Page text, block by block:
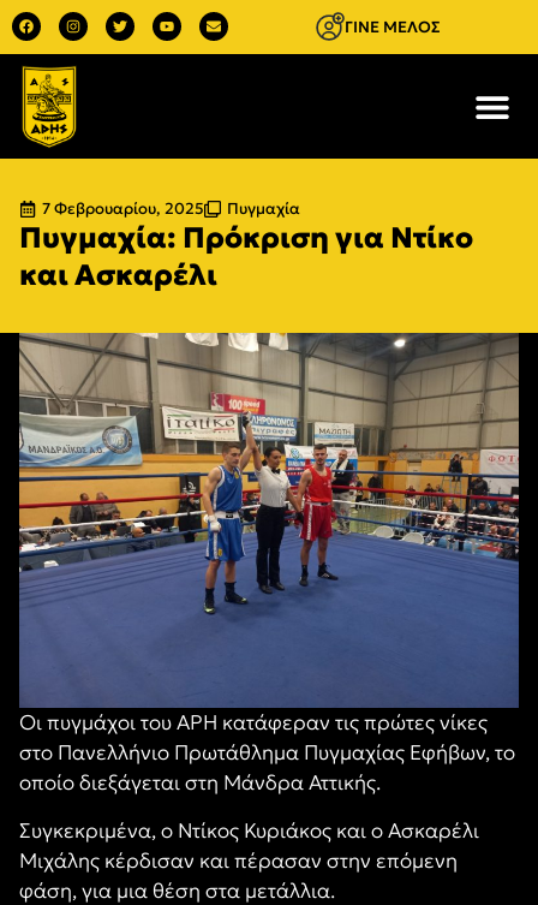
ΓΙΝΕ ΜΕΛΟΣ
7 Φεβρουαρίου, 2025 Πυγμαχία
Πυγμαχία: Πρόκριση για Ντίκο
και Ασκαρέλι
Οι πυγμάχοι του ΑΡΗ κατάφεραν τις πρώτες νίκες
στο Πανελλήνιο Πρωτάθλημα Πυγμαχίας Εφήβων, το
οποίο διεξάγεται στη Μάνδρα Αττικής.
Συγκεκριμένα, ο Ντίκος Κυριάκος και ο Ασκαρέλι
Μιχάλης κέρδισαν και πέρασαν στην επόμενη
φάση, για μια θέση στα μετάλλια.